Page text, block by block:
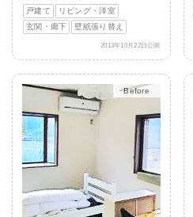
戸建て
リビング・洋室
玄関・廊下
壁紙張り替え
2013年10月22日公開
After